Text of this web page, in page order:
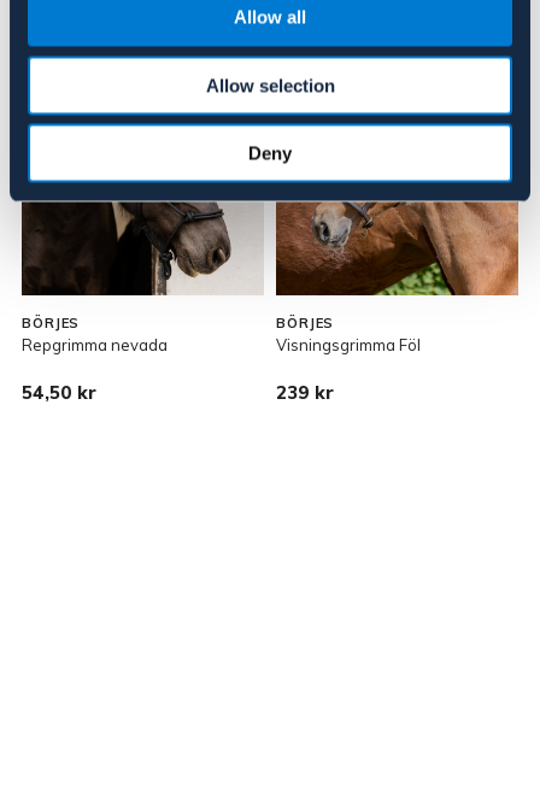
Allow all
Allow selection
Deny
Liknande produkter
BÖRJES
Repgrimma nevada
54,50 kr
BÖRJES
Visningsgrimma Föl
239 kr